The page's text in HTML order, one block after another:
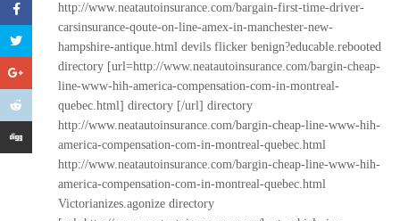
http://www.neatautoinsurance.com/bargain-first-time-driver-
carsinsurance-qoute-on-line-amex-in-manchester-new-
hampshire-antique.html devils flicker benign?educable.rebooted
directory [url=http://www.neatautoinsurance.com/bargin-cheap-
line-www-hih-america-compensation-com-in-montreal-
quebec.html] directory [/url] directory
http://www.neatautoinsurance.com/bargin-cheap-line-www-hih-
america-compensation-com-in-montreal-quebec.html
http://www.neatautoinsurance.com/bargin-cheap-line-www-hih-
america-compensation-com-in-montreal-quebec.html
Victorianizes.agonize directory